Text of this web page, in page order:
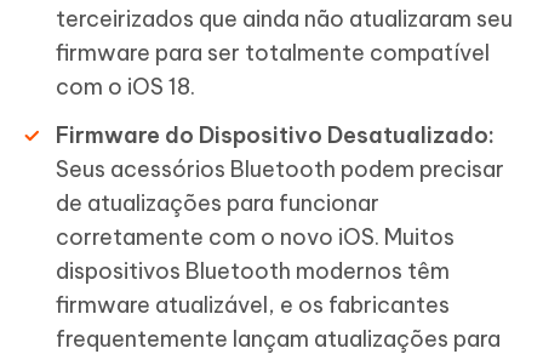
terceirizados que ainda não atualizaram seu
firmware para ser totalmente compatível
com o iOS 18.
Firmware do Dispositivo Desatualizado:
Seus acessórios Bluetooth podem precisar
de atualizações para funcionar
corretamente com o novo iOS. Muitos
dispositivos Bluetooth modernos têm
firmware atualizável, e os fabricantes
frequentemente lançam atualizações para